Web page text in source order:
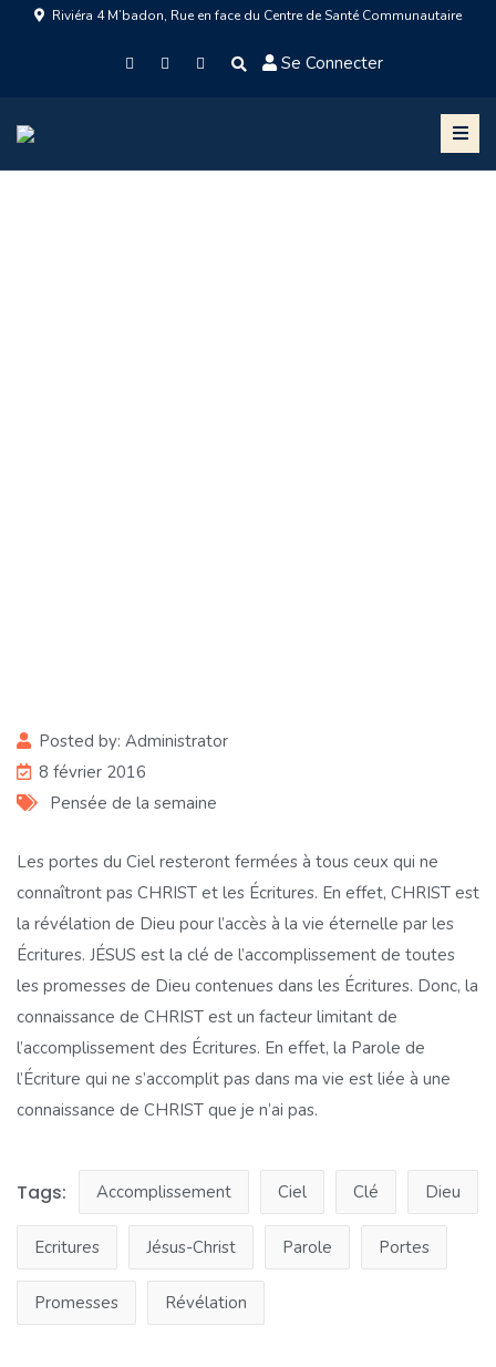
Riviéra 4 M’badon, Rue en face du Centre de Santé Communautaire
Se Connecter
Posted by: Administrator
8 février 2016
Pensée de la semaine
Les portes du Ciel resteront fermées à tous ceux qui ne
connaîtront pas CHRIST et les Écritures. En effet, CHRIST est
la révélation de Dieu pour l’accès à la vie éternelle par les
Écritures. JÉSUS est la clé de l’accomplissement de toutes
les promesses de Dieu contenues dans les Écritures. Donc, la
connaissance de CHRIST est un facteur limitant de
l’accomplissement des Écritures. En effet, la Parole de
l’Écriture qui ne s’accomplit pas dans ma vie est liée à une
connaissance de CHRIST que je n’ai pas.
Tags: Accomplissement Ciel Clé Dieu
Ecritures Jésus-Christ Parole Portes
Promesses Révélation